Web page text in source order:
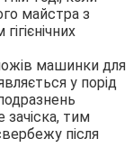
майстра з
машинки для
у порід
тим
після